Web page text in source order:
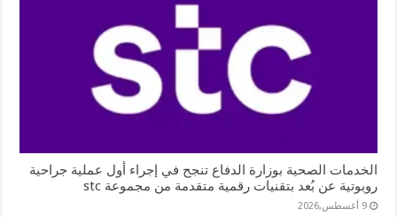
الخدمات الصحية بوزارة الدفاع تنجح في إجراء أول عملية جراحية
روبوتية عن بُعد بتقنيات رقمية متقدمة من مجموعة stc
9 أغسطس,2026